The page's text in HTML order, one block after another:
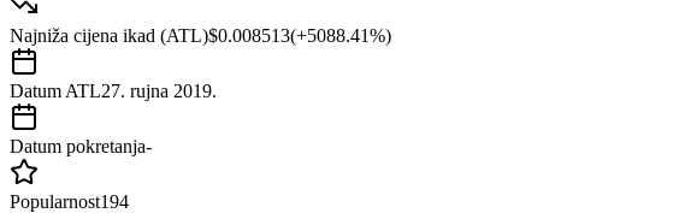
Najniža cijena ikad (ATL)$0.008513(+5088.41%)
Datum ATL27. rujna 2019.
Datum pokretanja-
Popularnost194